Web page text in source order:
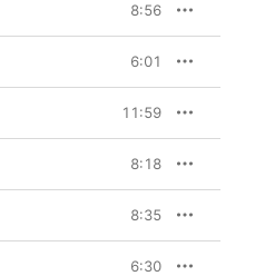
8:56
6:01
11:59
8:18
8:35
6:30